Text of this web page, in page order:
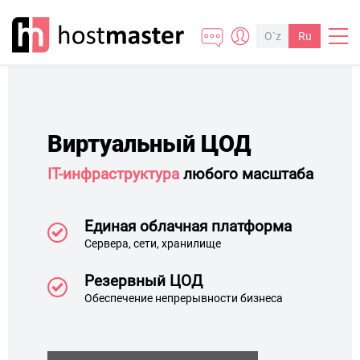
O`z Ru
Виртуальный ЦОД
IT-инфраструктуралюбого масштаба
Единая облачная платформа
Сервера, сети, хранилище
Резервный ЦОД
Обеспечение непрерывности бизнеса